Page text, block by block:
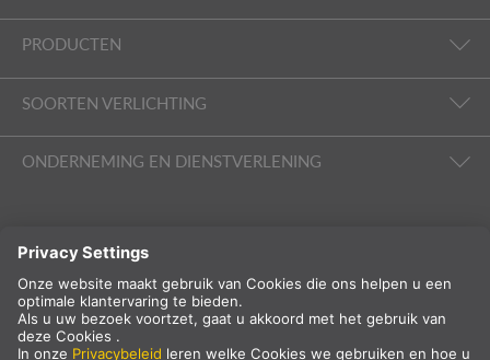
PRODUCTEN
SOORTEN VERLICHTING
ONDERNEMING EN DIENSTVERLENING